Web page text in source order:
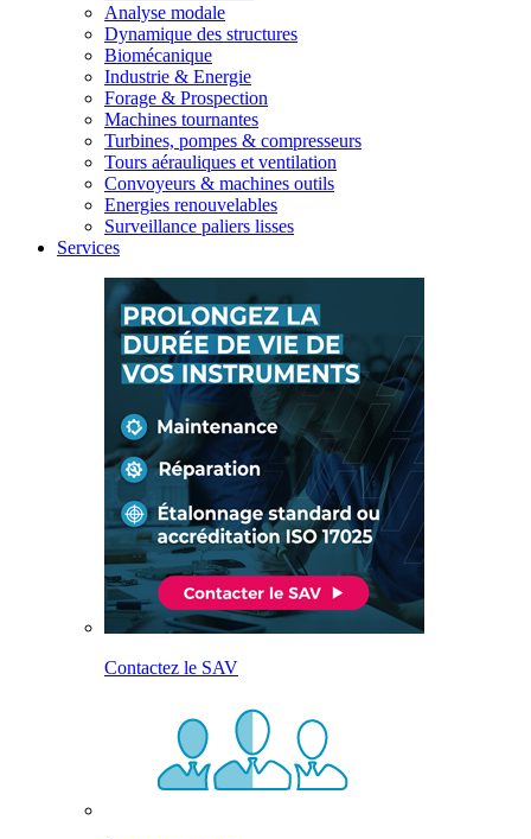
Analyse modale
Dynamique des structures
Biomécanique
Industrie & Energie
Forage & Prospection
Machines tournantes
Turbines, pompes & compresseurs
Tours aérauliques et ventilation
Convoyeurs & machines outils
Energies renouvelables
Surveillance paliers lisses
Services
Contactez le SAV